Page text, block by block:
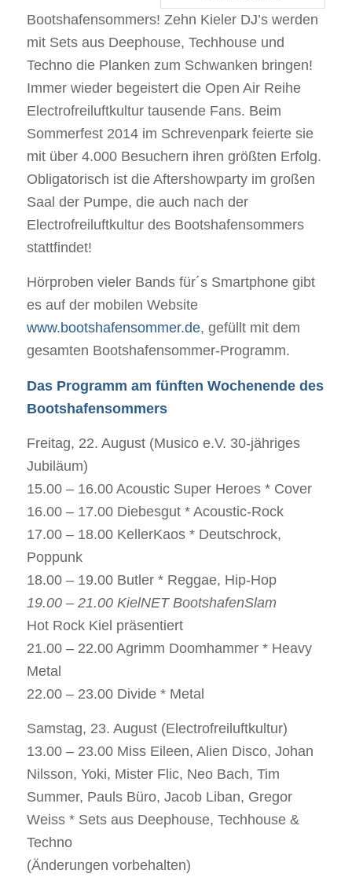
Bootshafensommers! Zehn Kieler DJ’s werden
mit Sets aus Deephouse, Techhouse und
Techno die Planken zum Schwanken bringen!
Immer wieder begeistert die Open Air Reihe
Electrofreiluftkultur tausende Fans. Beim
Sommerfest 2014 im Schrevenpark feierte sie
mit über 4.000 Besuchern ihren größten Erfolg.
Obligatorisch ist die Aftershowparty im großen
Saal der Pumpe, die auch nach der
Electrofreiluftkultur des Bootshafensommers
stattfindet!
Hörproben vieler Bands für´s Smartphone gibt
es auf der mobilen Website
www.bootshafensommer.de, gefüllt mit dem
gesamten Bootshafensommer-Programm.
Das Programm am fünften Wochenende des
Bootshafensommers
Freitag, 22. August (Musico e.V. 30-jähriges
Jubiläum)
15.00 – 16.00 Acoustic Super Heroes * Cover
16.00 – 17.00 Diebesgut * Acoustic-Rock
17.00 – 18.00 KellerKaos * Deutschrock,
Poppunk
18.00 – 19.00 Butler * Reggae, Hip-Hop
19.00 – 21.00 KielNET BootshafenSlam
Hot Rock Kiel präsentiert
21.00 – 22.00 Agrimm Doomhammer * Heavy
Metal
22.00 – 23.00 Divide * Metal
Samstag, 23. August (Electrofreiluftkultur)
13.00 – 23.00 Miss Eileen, Alien Disco, Johan
Nilsson, Yoki, Mister Flic, Neo Bach, Tim
Summer, Pauls Büro, Jacob Liban, Gregor
Weiss * Sets aus Deephouse, Techhouse &
Techno
(Änderungen vorbehalten)